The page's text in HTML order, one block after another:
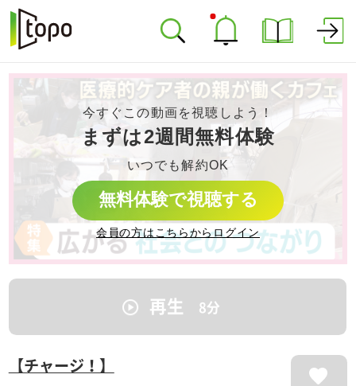
今すぐこの動画を視聴しよう！
まずは2週間無料体験
いつでも解約OK
無料体験で視聴する
会員の方はこちらからログイン
再生 8分
【チャージ！】